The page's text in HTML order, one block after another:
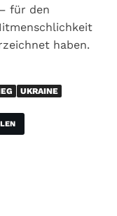
für den
haben.
UKRAINE